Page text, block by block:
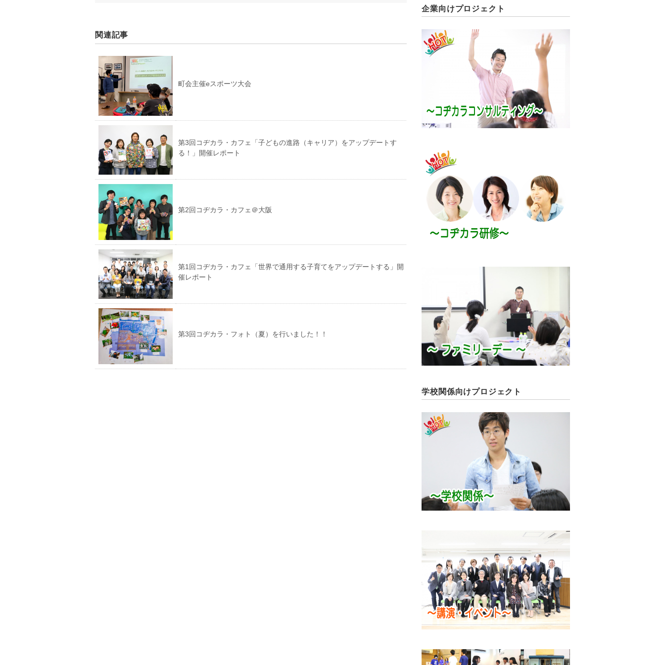
関連記事
町会主催eスポーツ大会
第3回コヂカラ・カフェ「子どもの進路（キャリア）をアップデートす
る！」開催レポート
第2回コヂカラ・カフェ＠大阪
第1回コヂカラ・カフェ「世界で通用する子育てをアップデートする」開
催レポート
第3回コヂカラ・フォト（夏）を行いました！！
企業向けプロジェクト
学校関係向けプロジェクト